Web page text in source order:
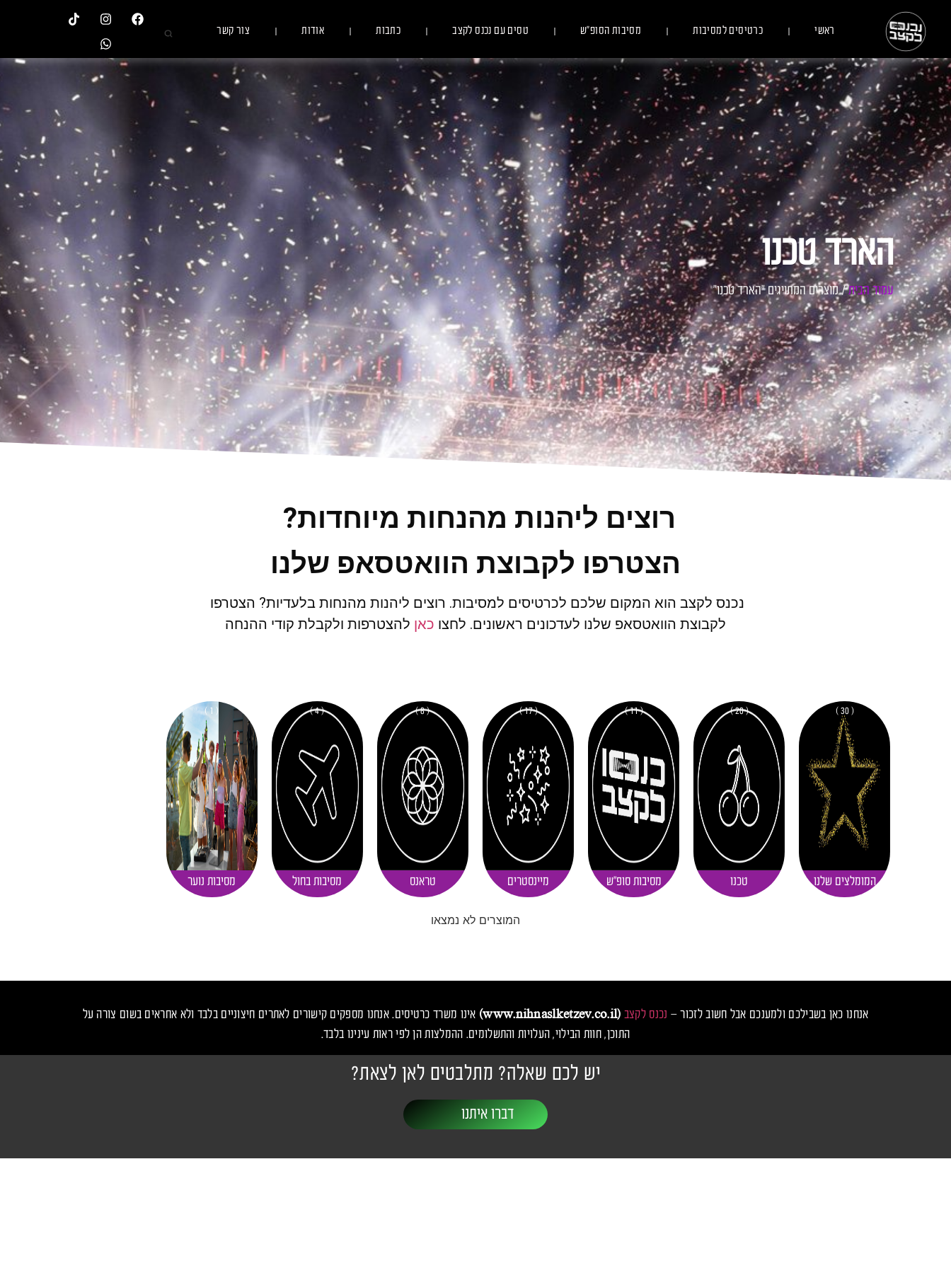
ראשי כרטיסים למסיבות מסיבות הסופ״ש טסים עם נכנס לקצב כתבות אודות צור קשר
הארד טכנו
עמוד הבית/ מוצרים המתויגים “הארד טכנו”
רוצים ליהנות מהנחות מיוחדות?
הצטרפו לקבוצת הוואטסאפ שלנו
נכנס לקצב הוא המקום שלכם לכרטיסים למסיבות. רוצים ליהנות מהנחות בלעדיות? הצטרפו
לקבוצת הוואטסאפ שלנו לעדכונים ראשונים. לחצו כאן להצטרפות ולקבלת קודי ההנחה
( 30 )
המומלצים שלנו
( 20 )
טכנו
( 11 )
מסיבות סופ"ש
( 17 )
מיינסטרים
( 8 )
טראנס
( 4 )
מסיבות בחול
( 1 )
מסיבות נוער
המוצרים לא נמצאו
אנחנו כאן בשבילכם ולמענכם אבל חשוב לזכור – נכנס לקצב (www.nihnaslketzev.co.il)
אינו משרד כרטיסים. אנחנו מספקים קישורים לאתרים חיצוניים בלבד ולא אחראים בשום צורה על
התוכן, חוות הבילוי, העלויות והתשלומים. ההמלצות הן לפי ראות עינינו בלבד.
יש לכם שאלה? מתלבטים לאן לצאת?
דברו איתנו